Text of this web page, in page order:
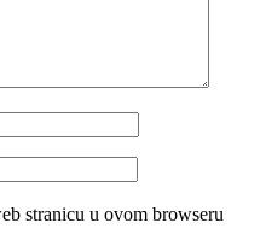
stranicu u ovom browseru